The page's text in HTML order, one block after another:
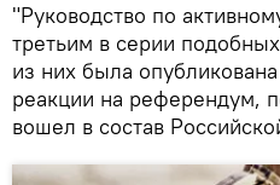
"Руководство по
третьим в серии
из них была
реакции на референдум,
вошел в состав